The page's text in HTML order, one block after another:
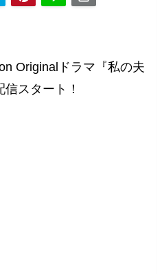
Originalドラマ『私の夫
スタート！